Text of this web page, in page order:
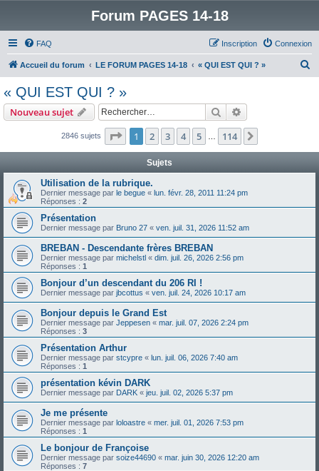
Forum PAGES 14-18
FAQ Connexion
Inscription
Accueil du forum LE FORUM PAGES 14-18 « QUI EST QUI ? »
« QUI EST QUI ? »
Nouveau sujet Rechercher
2846 sujets Page 1sur114
1 2 3 4 5 114
Sujets
Utilisation de la rubrique.
Dernier message par le begue « lun. févr. 28, 2011 11:24 pm
Réponses : 2
Présentation
Dernier message par Bruno 27 « ven. juil. 31, 2026 11:52 am
BREBAN - Descendante frères BREBAN
Dernier message par michelstl « dim. juil. 26, 2026 2:56 pm
Réponses : 1
Bonjour d’un descendant du 206 RI !
Dernier message par jbcottus « ven. juil. 24, 2026 10:17 am
Bonjour depuis le Grand Est
Dernier message par Jeppesen « mar. juil. 07, 2026 2:24 pm
Réponses : 3
Présentation Arthur
Dernier message par stcypre « lun. juil. 06, 2026 7:40 am
Réponses : 1
présentation kévin DARK
Dernier message par DARK « jeu. juil. 02, 2026 5:37 pm
Je me présente
Dernier message par loloastre « mer. juil. 01, 2026 7:53 pm
Réponses : 1
Le bonjour de Françoise
Dernier message par soize44690 « mar. juin 30, 2026 12:20 am
Réponses : 7